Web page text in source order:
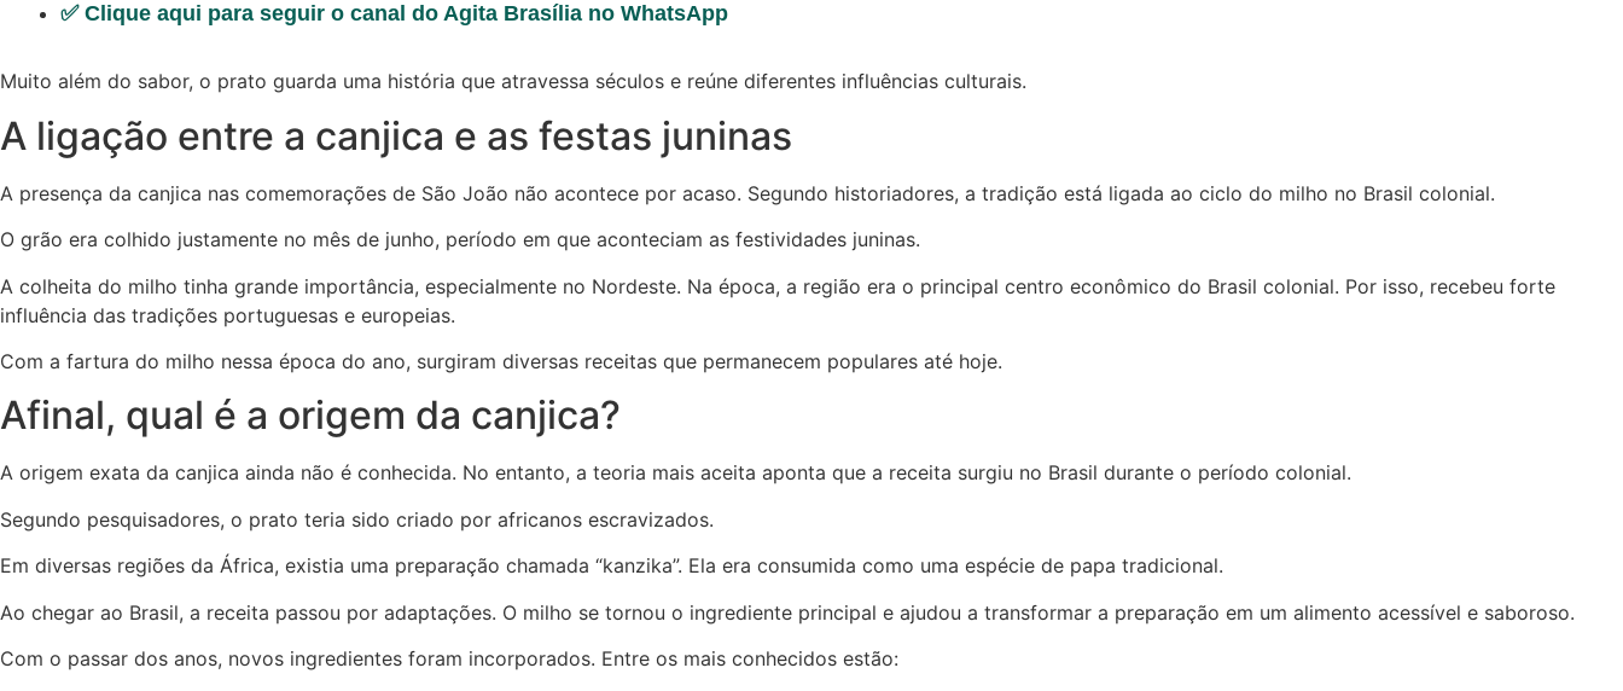
✅ Clique aqui para seguir o canal do Agita Brasília no WhatsApp
Muito além do sabor, o prato guarda uma história que atravessa séculos e reúne diferentes influências culturais.
A ligação entre a canjica e as festas juninas
A presença da canjica nas comemorações de São João não acontece por acaso. Segundo historiadores, a tradição está ligada ao ciclo do milho no Brasil colonial.
O grão era colhido justamente no mês de junho, período em que aconteciam as festividades juninas.
A colheita do milho tinha grande importância, especialmente no Nordeste. Na época, a região era o principal centro econômico do Brasil colonial. Por isso, recebeu forte
influência das tradições portuguesas e europeias.
Com a fartura do milho nessa época do ano, surgiram diversas receitas que permanecem populares até hoje.
Afinal, qual é a origem da canjica?
A origem exata da canjica ainda não é conhecida. No entanto, a teoria mais aceita aponta que a receita surgiu no Brasil durante o período colonial.
Segundo pesquisadores, o prato teria sido criado por africanos escravizados.
Em diversas regiões da África, existia uma preparação chamada “kanzika”. Ela era consumida como uma espécie de papa tradicional.
Ao chegar ao Brasil, a receita passou por adaptações. O milho se tornou o ingrediente principal e ajudou a transformar a preparação em um alimento acessível e saboroso.
Com o passar dos anos, novos ingredientes foram incorporados. Entre os mais conhecidos estão: